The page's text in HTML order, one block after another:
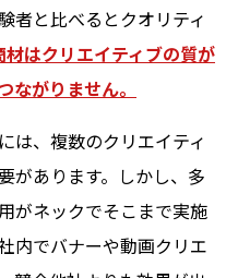
者と比べるとクオリティ
はクリエイティブの質が
ながりません。
は、複数のクリエイティ
があります。しかし、多
がネックでそこまで実施
内でバナーや動画クリエ